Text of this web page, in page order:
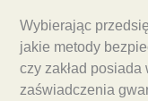
Wybierając
jakie metody
czy zakład posiada
zaświadczenia